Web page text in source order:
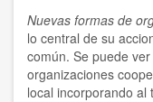
Nuevas formas de
lo central de su
común. Se puede
organizaciones
local incorporando al